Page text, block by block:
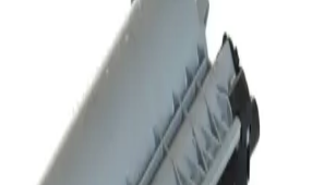
Kullanımı ve Bakımı:
Rehber
kullanımı, baskı işlemleri ve bakım
adım rehber. Yazıcı performansını artırmak
kolay yöntemler sunar.